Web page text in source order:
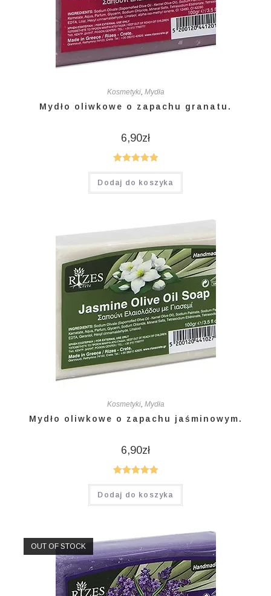
Kosmetyki, Mydła
Mydło oliwkowe o zapachu granatu.
6,90zł
Oceniono
5.00na 5
Dodaj do koszyka
Kosmetyki, Mydła
Mydło oliwkowe o zapachu jaśminowym.
6,90zł
Oceniono
5.00na 5
Dodaj do koszyka
OUT OF STOCK